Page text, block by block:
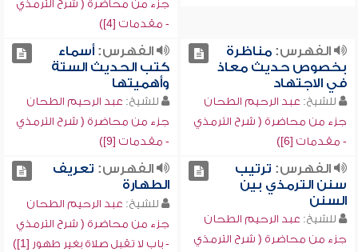
جزء من محاضرة ( شرح الترمذي
- مقدمات [4])
الفهرس:مناظرة
بخصوص حديث معاذ
في الاجتهاد
للشيخ: عبد الرحيم الطحان
جزء من محاضرة ( شرح الترمذي
- مقدمات [6])
الفهرس:أسماء
كتب الحديث الستة
وأهميتها
للشيخ: عبد الرحيم الطحان
جزء من محاضرة ( شرح الترمذي
- مقدمات [9])
الفهرس: ترتيب
سنن الترمذي بين
السنن
للشيخ: عبد الرحيم الطحان
جزء من محاضرة ( شرح الترمذي
الفهرس: تعريف
الطهارة
للشيخ: عبد الرحيم الطحان
جزء من محاضرة ( شرح الترمذي
- باب لا تقبل صلاة بغير طهور [1])